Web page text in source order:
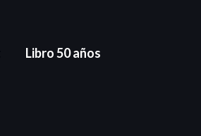
Libro 50 años